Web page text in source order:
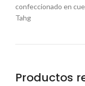
confeccionado en
Tahg
Productos